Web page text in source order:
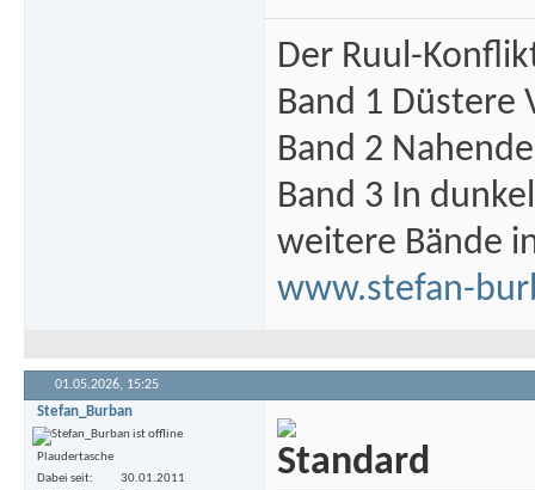
Der Ruul-
Band 1 Düstere
Band 2
Band 3 In
weitere Bände
www.stefan-
01.05.2026, 15:25
Stefan_Burban
Plaudertasche
Dabei seit
30.01.2011